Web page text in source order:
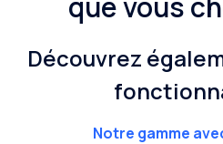
Découvrez
Notre gamme